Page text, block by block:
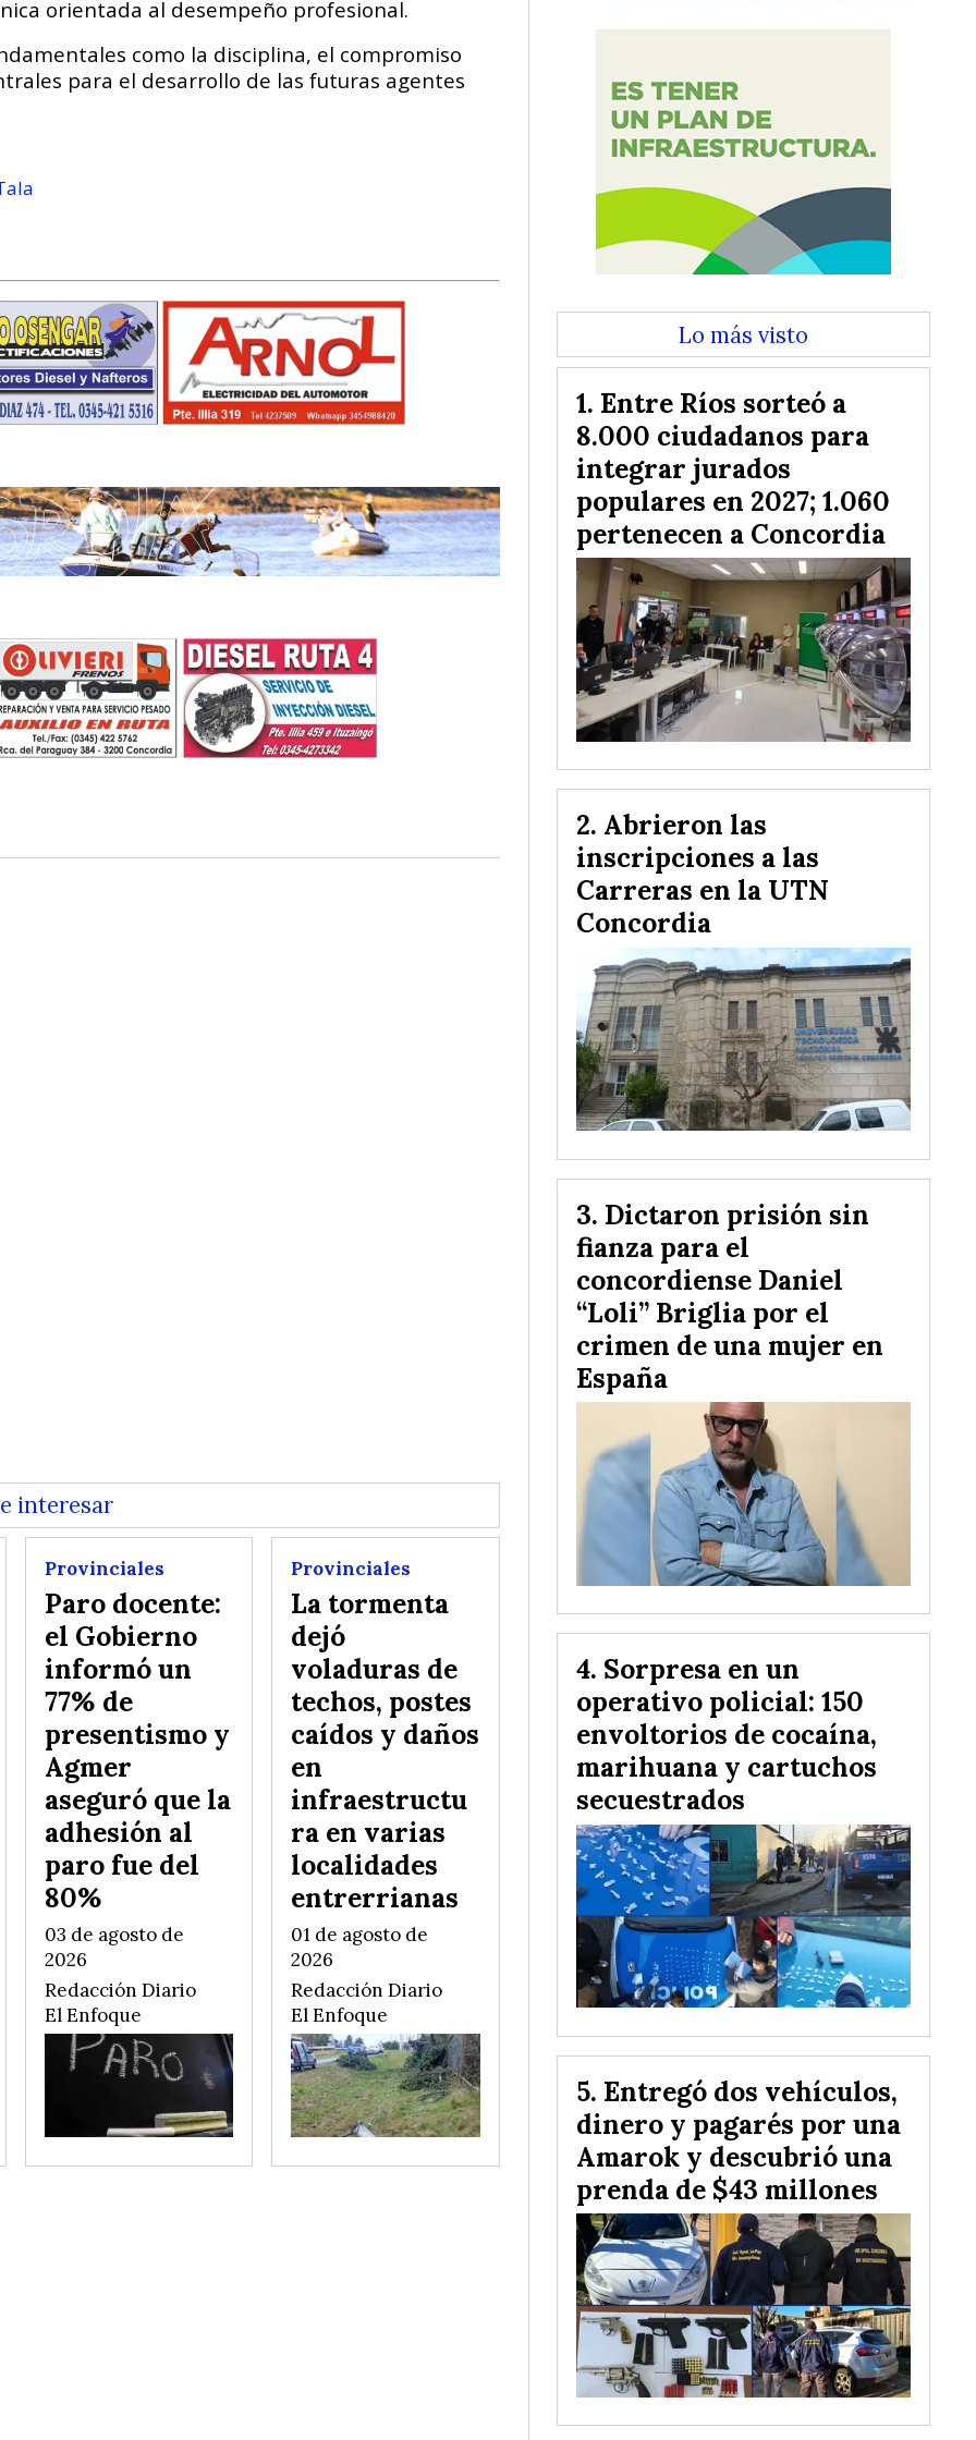
orientada al desempeño profesional.
como la disciplina, el compromiso
para el desarrollo de las futuras agentes
interesar
Paro docente:
el Gobierno
informó un
77% de
presentismo y
Agmer
aseguró que la
adhesión al
paro fue del
80%
Redacción Diario
El Enfoque
Provinciales
03 de agosto de
2026
La tormenta
dejó
voladuras de
techos, postes
caídos y daños
en
infraestructu
ra en varias
localidades
entrerrianas
Redacción Diario
El Enfoque
Provinciales
01 de agosto de
2026
Lo más visto
Entre Ríos sorteó a
8.000 ciudadanos para
integrar jurados
populares en 2027; 1.060
pertenecen a Concordia
Abrieron las
inscripciones a las
Carreras en la UTN
Concordia
Dictaron prisión sin
fianza para el
concordiense Daniel
“Loli” Briglia por el
crimen de una mujer en
España
Sorpresa en un
operativo policial: 150
envoltorios de cocaína,
marihuana y cartuchos
secuestrados
Entregó dos vehículos,
dinero y pagarés por una
Amarok y descubrió una
prenda de $43 millones